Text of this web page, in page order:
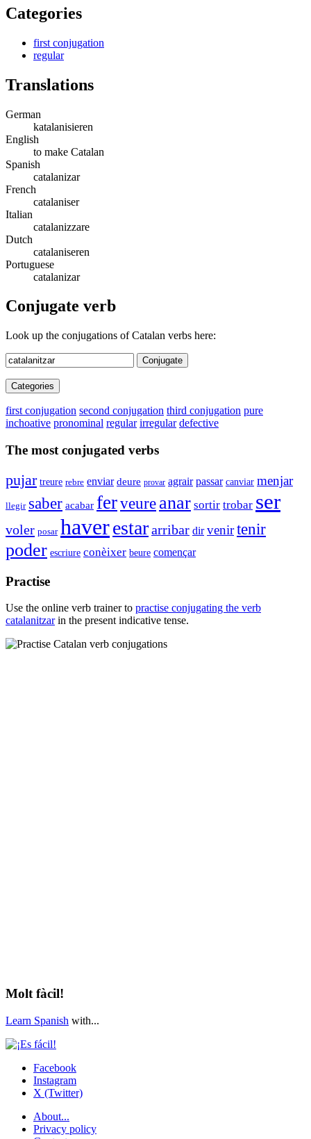
Categories
first conjugation
regular
Translations
German
katalanisieren
English
to make Catalan
Spanish
catalanizar
French
catalaniser
Italian
catalanizzare
Dutch
catalaniseren
Portuguese
catalanizar
Conjugate verb
Look up the conjugations of Catalan verbs here:
Conjugate
Categories
first conjugation second conjugation third conjugation pure
inchoative pronominal regular irregular defective
The most conjugated verbs
pujar treure rebre enviar deure provar agrair passar canviar menjar
llegir saber acabar ferveure anar sortir trobar ser
voler posar haverestararribar dir venirtenir
poder escriure conèixer beure començar
Practise
Use the online verb trainer to practise conjugating the verb
catalanitzarin the present indicative tense.
Molt fàcil!
Learn Spanish with...
Facebook
Instagram
X (Twitter)
About...
Privacy policy